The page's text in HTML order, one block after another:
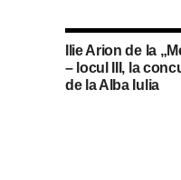
Ilie Arion de la
– locul III, la
de la Alba Iulia